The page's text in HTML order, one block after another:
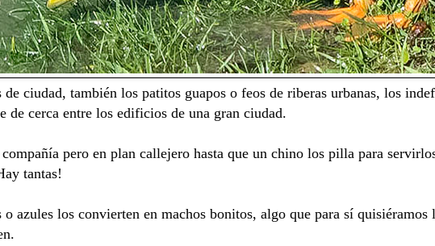
ciudad, también los patitos guapos o feos de riberas urbanas, los
de cerca entre los edificios de una gran ciudad.
pero en plan callejero hasta que un chino los pilla para
tantas!
o azules los convierten en machos bonitos, algo que para sí